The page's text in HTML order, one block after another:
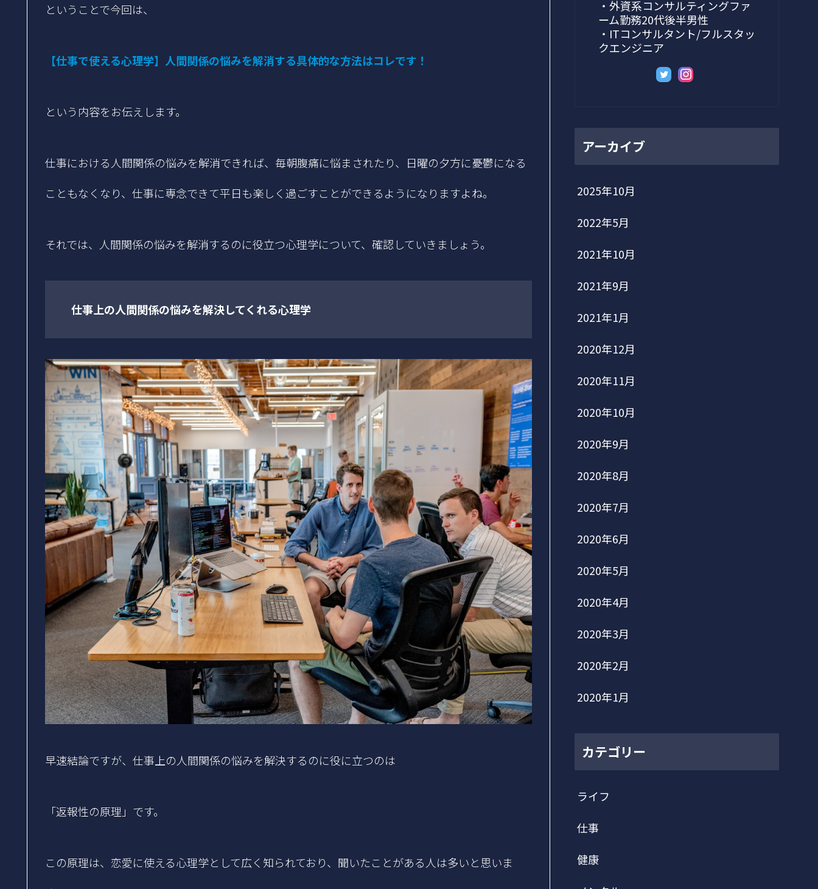
ということで今回は、
【仕事で使える心理学】人間関係の悩みを解消する具体的な方法はコレです！
という内容をお伝えします。
仕事における人間関係の悩みを解消できれば、毎朝腹痛に悩まされたり、日曜の夕方に憂鬱になる
こともなくなり、仕事に専念できて平日も楽しく過ごすことができるようになりますよね。
それでは、人間関係の悩みを解消するのに役立つ心理学について、確認していきましょう。
仕事上の人間関係の悩みを解決してくれる心理学
早速結論ですが、仕事上の人間関係の悩みを解決するのに役に立つのは
「返報性の原理」です。
この原理は、恋愛に使える心理学として広く知られており、聞いたことがある人は多いと思いま
・外資系コンサルティングファ
ーム勤務20代後半男性
・ITコンサルタント/フルスタッ
クエンジニア
アーカイブ
2025年10月
2022年5月
2021年10月
2021年9月
2021年1月
2020年12月
2020年11月
2020年10月
2020年9月
2020年8月
2020年7月
2020年6月
2020年5月
2020年4月
2020年3月
2020年2月
2020年1月
カテゴリー
ライフ
仕事
健康